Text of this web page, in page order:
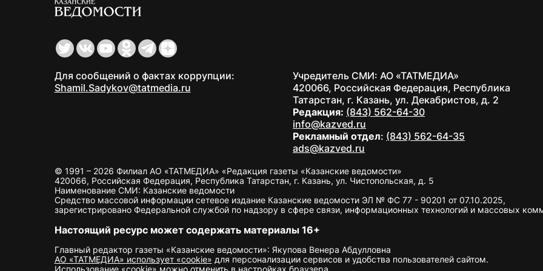
Для сообщений о фактах коррупции:
Shamil.Sadykov@tatmedia.ru
Учредитель СМИ: АО «ТАТМЕДИА»
420066, Российская Федерация, Республика
Татарстан, г. Казань, ул. Декабристов, д. 2
Редакция: (843) 562-64-30
info@kazved.ru
Рекламный отдел: (843) 562-64-35
ads@kazved.ru
© 1991 – 2026 Филиал АО «ТАТМЕДИА» «Редакция газеты «Казанские ведомости»
420066, Российская Федерация, Республика Татарстан, г. Казань, ул. Чистопольская, д. 5
Наименование СМИ: Казанские ведомости
Средство массовой информации сетевое издание Казанские ведомости ЭЛ № ФС 77 - 90201 от 07.10.2025,
зарегистрировано Федеральной службой по надзору в сфере связи, информационных технологий и массовых
Настоящий ресурс может содержать материалы 16+
Главный редактор газеты «Казанские ведомости»: Якупова Венера Абдулловна
АО «ТАТМЕДИА» использует «cookie» для персонализации сервисов и удобства пользователей сайтом.
Использование «cookie» можно отменить в настройках браузера.